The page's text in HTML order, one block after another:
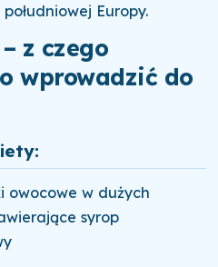
Europy.
z czego
wprowadzić do
owocowe w dużych
syrop